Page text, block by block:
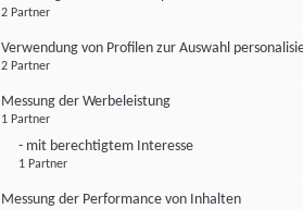
2 Partner
Verwendung von Profilen zur Auswahl
2 Partner
Messung der Werbeleistung
1 Partner
- mit berechtigtem Interesse
1 Partner
Messung der Performance von Inhalten